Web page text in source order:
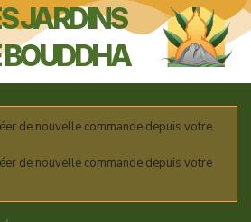
JARDINS
BOUDDHA
de nouvelle commande depuis votre
de nouvelle commande depuis votre